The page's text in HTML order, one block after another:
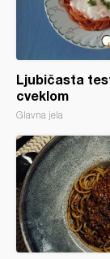
Ljubičasta
cveklom
Glavna jela